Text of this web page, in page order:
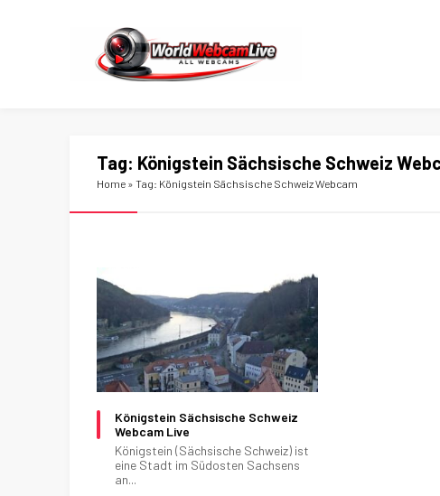
Tag: Königstein Sächsische Schweiz
Home » Tag: Königstein Sächsische Schweiz Webcam
Königstein Sächsische Schweiz
Webcam Live
Königstein (Sächsische Schweiz) ist
eine Stadt im Südosten Sachsens
an...